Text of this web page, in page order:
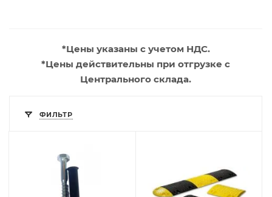
*Цены указаны с учетом НДС.
*Цены действительны при отгрузке с
Центрального склада.
ФИЛЬТР